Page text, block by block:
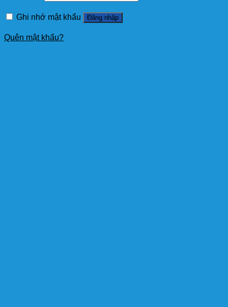
Ghi nhớ mật khẩu Đăng nhập
Quên mật khẩu?